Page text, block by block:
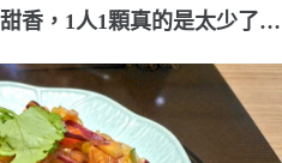
香，1人1顆真的是太少了…